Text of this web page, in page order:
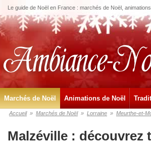
Le guide de Noël en France : marchés de Noël,
Marchés de Noël Animations de Noël
Accueil » Marchés de Noël » Lorraine » Meurthe-et-
Malzéville : découvrez